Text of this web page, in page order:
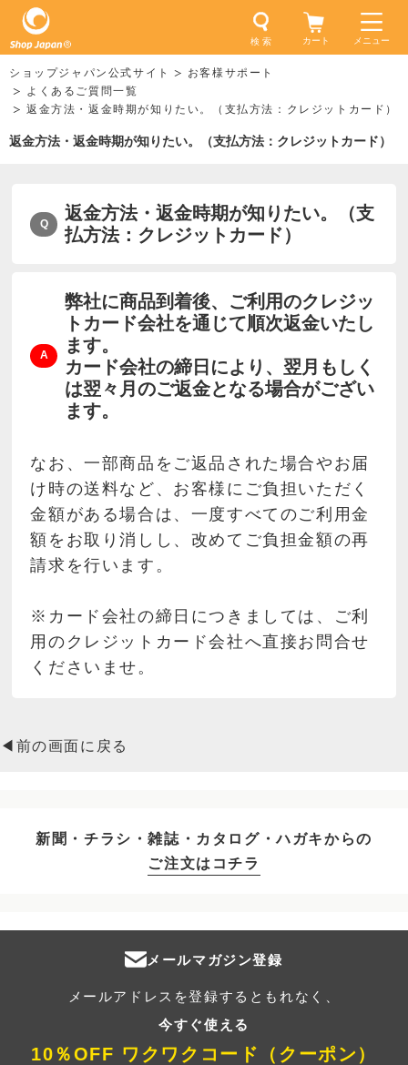
メニュー
検 索 カート
ショップジャパン公式サイト
お客様サポート
よくあるご質問一覧
返金方法・返金時期が知りたい。（支払方法：クレジットカード）
返金方法・返金時期が知りたい。（支払方法：クレジットカード）
返金方法・返金時期が知りたい。（支
払方法：クレジットカード）
弊社に商品到着後、ご利用のクレジッ
トカード会社を通じて順次返金いたし
ます。
カード会社の締日により、翌月もしく
は翌々月のご返金となる場合がござい
ます。
なお、一部商品をご返品された場合やお届
け時の送料など、お客様にご負担いただく
金額がある場合は、一度すべてのご利用金
額をお取り消しし、改めてご負担金額の再
請求を行います。
※カード会社の締日につきましては、ご利
用のクレジットカード会社へ直接お問合せ
くださいませ。
◀前の画面に戻る
新聞・チラシ・雑誌・カタログ・ハガキからの
ご注文はコチラ
メールマガジン登録
メールアドレスを登録するともれなく、
今すぐ使える
10％OFF ワクワクコード（クーポン）